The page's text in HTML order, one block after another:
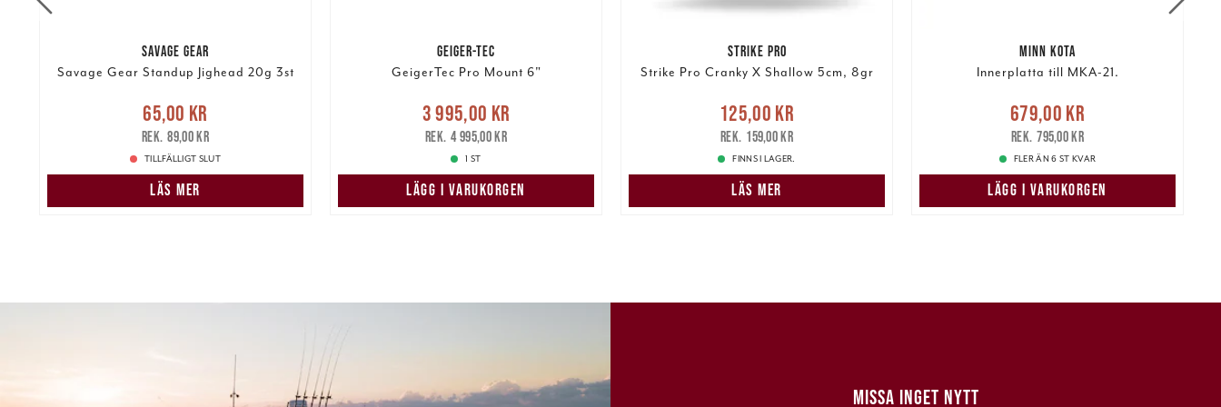
SAVAGE GEAR
Savage Gear Standup Jighead 20g 3st
Nuvarande pris :65,00 kr
pris: 89,00 kr
65,00 kr
89,00 kr
TILLFÄLLIGT SLUT
LÄS MER
GEIGER-TEC
GeigerTec Pro Mount 6"
Nuvarande pris
3 995,00 krTidigare pris
4 995,00 kr
3 995,00 kr
4 995,00 kr
1 ST
LÄGG I VARUKORGEN
STRIKE PRO
Strike Pro Cranky X Shallow 5cm, 8gr
Nuvarande pris
Tidigare pris
125,00 kr
159,00 kr
FINNS I LAGER.
LÄS MER
MINN KOTA
Innerplatta till MKA-21.
Nuvarande pris
Tidigare pris
679,00 kr
795,00 kr
FLER ÄN 6 ST KVAR
LÄGG I VARUKORGEN
MISSA INGET NYTT